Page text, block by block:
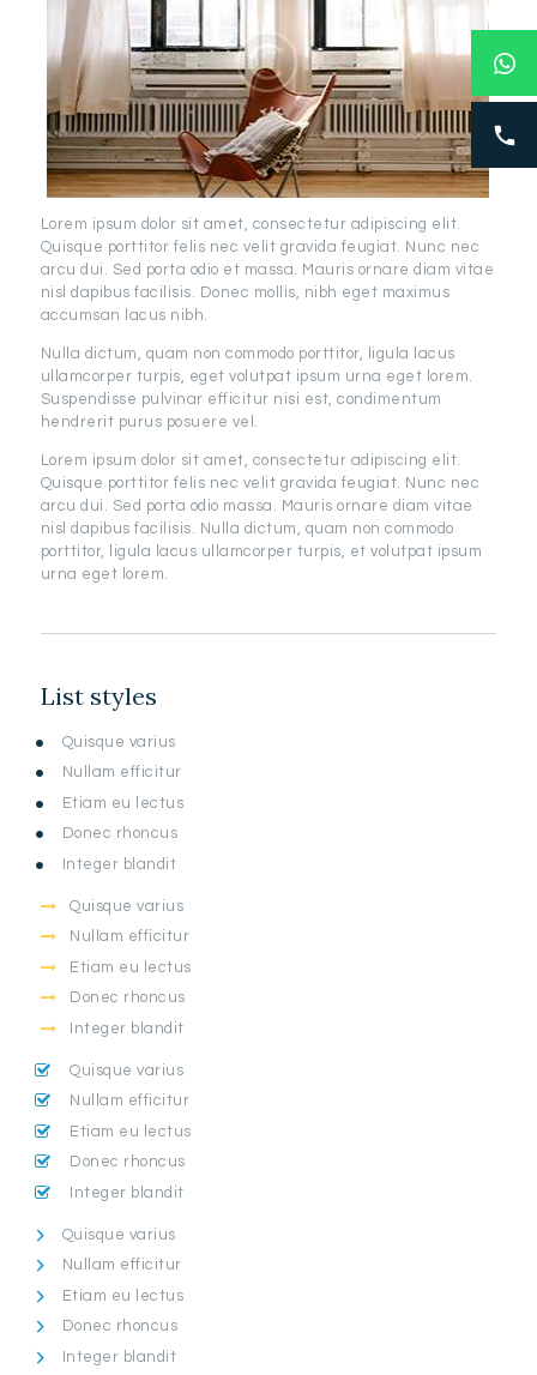
Lorem ipsum dolor sit amet, consectetur adipiscing elit.
Quisque porttitor felis nec velit gravida feugiat. Nunc nec
arcu dui. Sed porta odio et massa. Mauris ornare diam vitae
nisl dapibus facilisis. Donec mollis, nibh eget maximus
accumsan lacus nibh.
Nulla dictum, quam non commodo porttitor, ligula lacus
ullamcorper turpis, eget volutpat ipsum urna eget lorem.
Suspendisse pulvinar efficitur nisi est, condimentum
hendrerit purus posuere vel.
Lorem ipsum dolor sit amet, consectetur adipiscing elit.
Quisque porttitor felis nec velit gravida feugiat. Nunc nec
arcu dui. Sed porta odio massa. Mauris ornare diam vitae
nisl dapibus facilisis. Nulla dictum, quam non commodo
porttitor, ligula lacus ullamcorper turpis, et volutpat ipsum
urna eget lorem.
List styles
Quisque varius
Nullam efficitur
Etiam eu lectus
Donec rhoncus
Integer blandit
Quisque varius
Nullam efficitur
Etiam eu lectus
Donec rhoncus
Integer blandit
Quisque varius
Nullam efficitur
Etiam eu lectus
Donec rhoncus
Integer blandit
Quisque varius
Nullam efficitur
Etiam eu lectus
Donec rhoncus
Integer blandit